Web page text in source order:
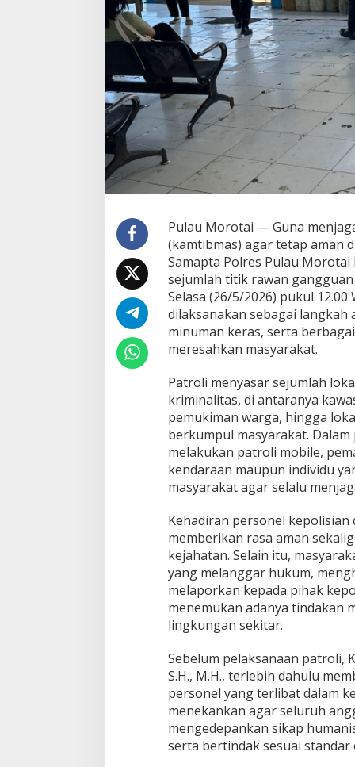
E
S
P
U
L
A
U
M
O
O
T
N
T
E
N
S
I
F
K
A
N
A
T
R
O
L
I
A
N
I
S
I
P
A
S
B
E
A
L
A
N
K
E
Pulau Morotai — Guna
(kamtibmas) agar tetap aman
Samapta Polres Pulau
sejumlah titik rawan
Selasa (26/5/2026) pukul
dilaksanakan sebagai
minuman keras, serta
meresahkan masyarakat.
Patroli menyasar sejumlah
kriminalitas, di antaranya
pemukiman warga, hingga
berkumpul masyarakat. Dalam
melakukan patroli mobile,
kendaraan maupun individu
masyarakat agar selalu
Kehadiran personel
memberikan rasa aman
kejahatan. Selain itu,
yang melanggar hukum,
melaporkan kepada pihak
menemukan adanya tindakan
lingkungan sekitar.
Sebelum pelaksanaan patroli,
S.H., M.H., terlebih dahulu
personel yang terlibat dalam
menekankan agar seluruh
mengedepankan sikap
serta bertindak sesuai standar